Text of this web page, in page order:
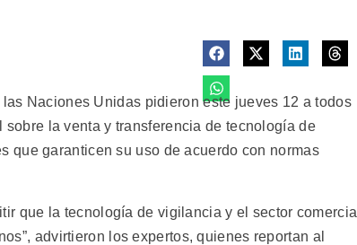
Naciones Unidas pidieron este jueves 12 a todos
la venta y transferencia de tecnología de
que garanticen su uso de acuerdo con normas
que la tecnología de vigilancia y el sector comercial
advirtieron los expertos, quienes reportan al